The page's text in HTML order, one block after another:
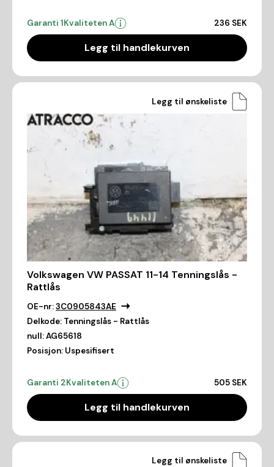
Garanti 1Kvaliteten A 236 SEK
Legg til handlekurven
Legg til ønskeliste
Volkswagen VW PASSAT 11-14 Tenningslås -
Rattlås
OE-nr:3C0905843AE
Delkode: Tenningslås - Rattlås
null:AG65618
Posisjon: Uspesifisert
Garanti 2Kvaliteten A 505 SEK
Legg til handlekurven
Legg til ønskeliste